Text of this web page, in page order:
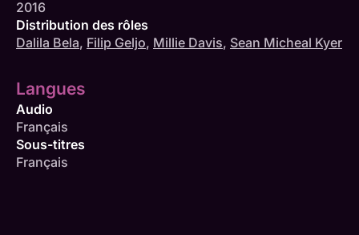
2016
Distribution des rôles
Dalila Bela, Filip Geljo, Millie Davis, Sean Micheal Kyer
Langues
Audio
Français
Sous-titres
Français